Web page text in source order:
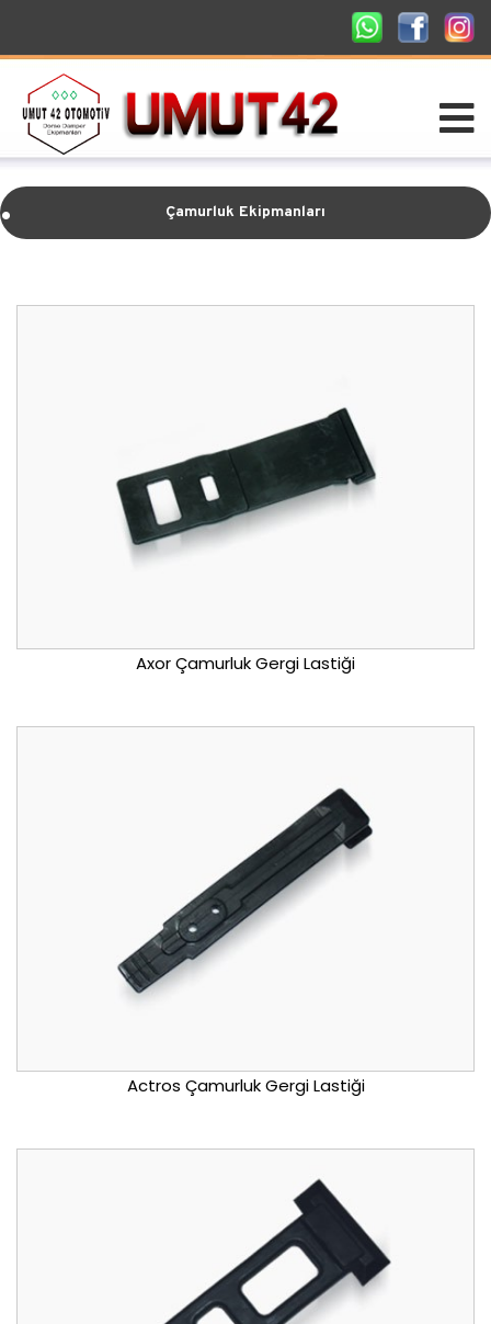
. Çamurluk Ekipmanları
Axor Çamurluk Gergi Lastiği
Actros Çamurluk Gergi Lastiği